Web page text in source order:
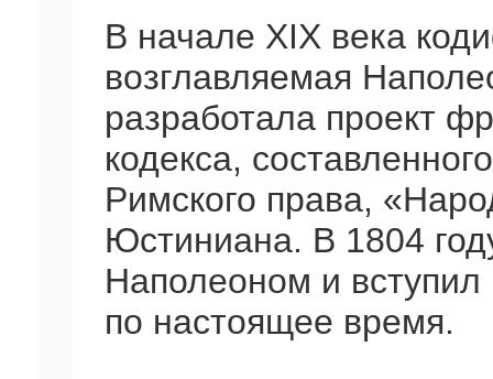
В начале XIX века
возглавляемая
разработала проект
кодекса,
Римского права,
Юстиниана. В 1804
Наполеоном и вступил
по настоящее время.